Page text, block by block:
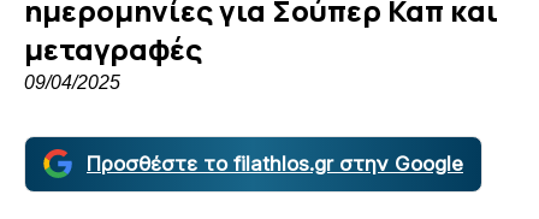
ημερομηνίες για Σούπερ Καπ και
μεταγραφές
09/04/2025
Προσθέστε το filathlos.gr στην Google